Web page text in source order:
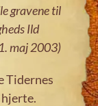
gravene til
Ild
maj 2003)
Tidernes
hjerte.